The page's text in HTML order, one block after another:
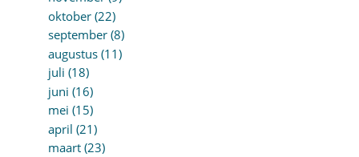
oktober (22)
september (8)
augustus (11)
juli (18)
juni (16)
mei (15)
april (21)
maart (23)